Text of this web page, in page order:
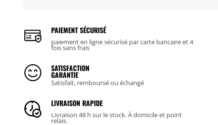
PAIEMENT SÉCURISÉ
paiement en ligne sécurisé par carte bancaire et 4
fois sans frais
SATISFACTION
GARANTIE
Satisfait, remboursé ou échangé
LIVRAISON RAPIDE
Livraison 48 h sur le stock. À domicile et point
relais.